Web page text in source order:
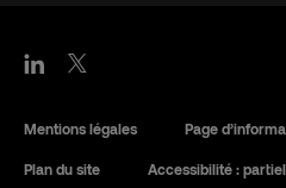
Mentions légales Page
Plan du site Accessibilité :